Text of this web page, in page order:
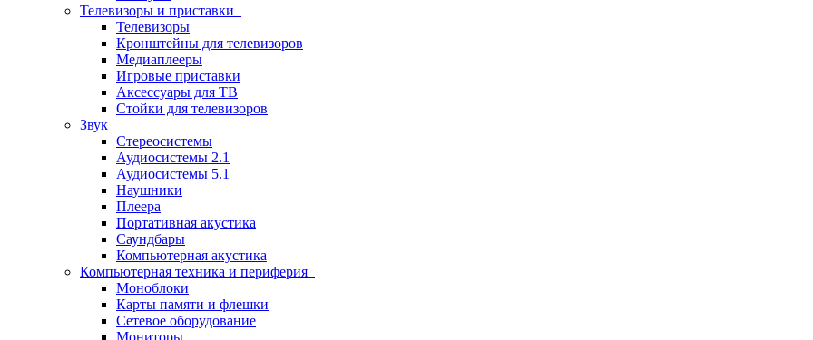
Телевизоры и приставки
Телевизоры
Кронштейны для телевизоров
Медиаплееры
Игровые приставки
Аксессуары для ТВ
Стойки для телевизоров
Звук
Стереосистемы
Аудиосистемы 2.1
Аудиосистемы 5.1
Наушники
Плеера
Портативная акустика
Саундбары
Компьютерная акустика
Компьютерная техника и периферия
Моноблоки
Карты памяти и флешки
Сетевое оборудование
Мониторы